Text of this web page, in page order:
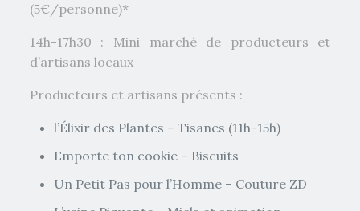
(5€/personne)*
14h-17h30 : Mini marché de producteurs et
d’artisans locaux
Producteurs et artisans présents :
l’Élixir des Plantes – Tisanes (11h-15h)
Emporte ton cookie – Biscuits
Un Petit Pas pour l’Homme – Couture ZD